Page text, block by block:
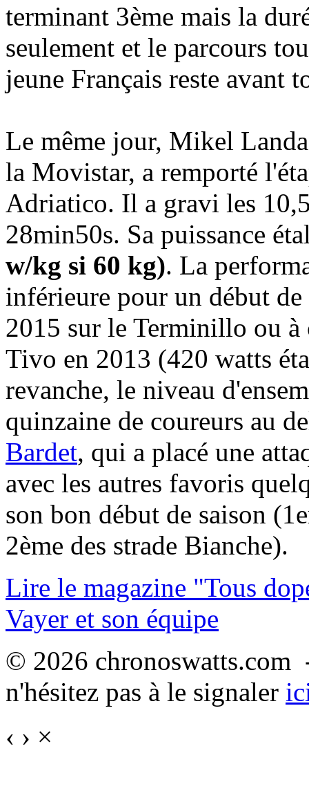
terminant 3ème mais la
seulement et le parcours
jeune Français reste avant
Le même jour, Mikel
la Movistar, a remporté
Adriatico. Il a gravi les
28min50s. Sa puissance
w/kg si 60 kg). La
inférieure pour un début
2015 sur le Terminillo ou
Tivo en 2013 (420 watts
revanche, le niveau
quinzaine de coureurs au
Bardet, qui a placé une
avec les autres favoris
son bon début de saison
2ème des strade Bianche).
Lire le magazine "Tous
Vayer et son équipe
© 2026
n'hésitez pas à le signaler
‹ › ×